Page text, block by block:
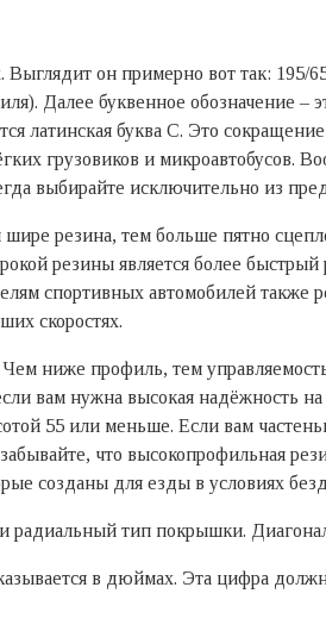
Выглядит он примерно вот так:
Далее буквенное обозначение
латинская буква С. Это
грузовиков и
выбирайте исключительно из
резина, тем больше пятно
резины является более
спортивных автомобилей
скоростях.
ниже профиль, тем
вам нужна высокая надёжность
55 или меньше. Если вам
что высокопрофильная
созданы для езды в условиях
радиальный тип покрышки.
в дюймах. Эта цифра